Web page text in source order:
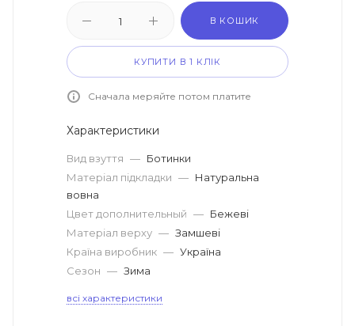
В КОШИК
КУПИТИ В 1 КЛІК
Сначала меряйте потом платите
Характеристики
Вид взуття — Ботинки
Матеріал підкладки — Натуральна
вовна
Цвет дополнительный — Бежеві
Матеріал верху — Замшеві
Країна виробник — Україна
Сезон — Зима
всі характеристики